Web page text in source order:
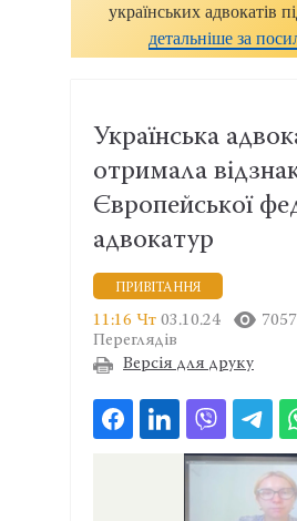
українських адвокатів
детальніше за
Українська
отримала
Європейської
адвокатур
ПРИВІТАННЯ
11:16 Чт 03.10.24
7057
Переглядів
Версія для друку